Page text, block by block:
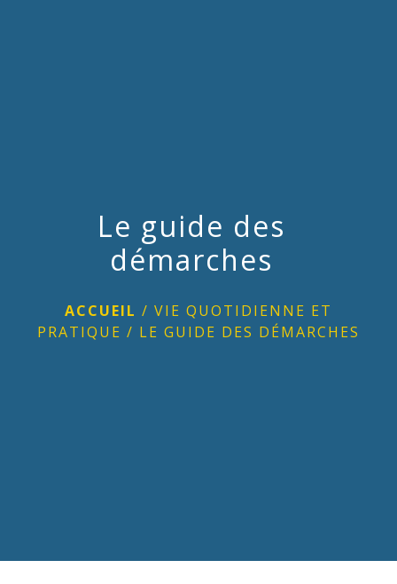
Le guide des
démarches
ACCUEIL / VIE QUOTIDIENNE ET
PRATIQUE / LE GUIDE DES DÉMARCHES